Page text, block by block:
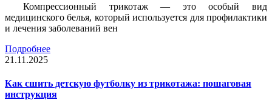
Компрессионный трикотаж — это особый вид
медицинского белья, который используется для профилактики
и лечения заболеваний вен
Подробнее
21.11.2025
Как сшить детскую футболку из трикотажа: пошаговая
инструкция